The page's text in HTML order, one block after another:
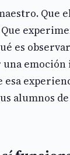
Que
es
emoción
esa
alumnos